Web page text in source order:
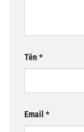
Tên*
Email *